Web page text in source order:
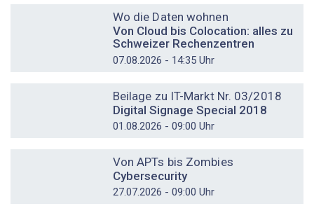
Wo die Daten wohnen
Von Cloud bis Colocation: alles zu
Schweizer Rechenzentren
07.08.2026 - 14:35 Uhr
Beilage zu IT-Markt Nr. 03/2018
Digital Signage Special 2018
01.08.2026 - 09:00 Uhr
Von APTs bis Zombies
Cybersecurity
27.07.2026 - 09:00 Uhr